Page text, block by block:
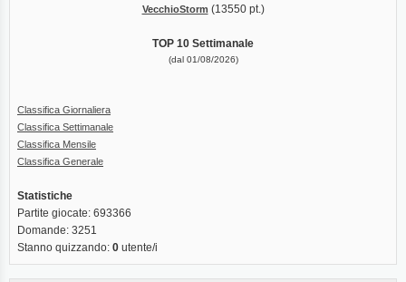
VecchioStorm (13550 pt.)
TOP 10 Settimanale
(dal 01/08/2026)
Classifica Giornaliera
Classifica Settimanale
Classifica Mensile
Classifica Generale
Statistiche
Partite giocate: 693366
Domande: 3251
Stanno quizzando: 0 utente/i